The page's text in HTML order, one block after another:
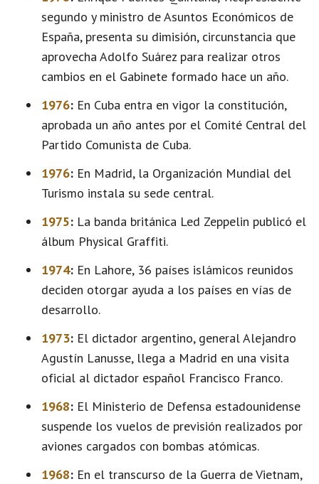
segundo y ministro de Asuntos Económicos de
España, presenta su dimisión, circunstancia que
aprovecha Adolfo Suárez para realizar otros
cambios en el Gabinete formado hace un año.
1976: En Cuba entra en vigor la constitución,
aprobada un año antes por el Comité Central del
Partido Comunista de Cuba.
1976: En Madrid, la Organización Mundial del
Turismo instala su sede central.
1975: La banda británica Led Zeppelin publicó el
álbum Physical Graffiti.
1974: En Lahore, 36 países islámicos reunidos
deciden otorgar ayuda a los países en vías de
desarrollo.
1973: El dictador argentino, general Alejandro
Agustín Lanusse, llega a Madrid en una visita
oficial al dictador español Francisco Franco.
1968: El Ministerio de Defensa estadounidense
suspende los vuelos de previsión realizados por
aviones cargados con bombas atómicas.
1968: En el transcurso de la Guerra de Vietnam,